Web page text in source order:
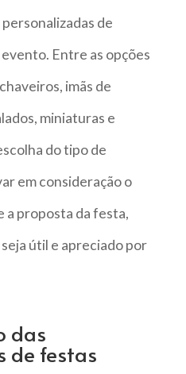
de
Entre as opções
imãs de
miniaturas e
do tipo de
em consideração o
a proposta da festa,
útil e apreciado por
das
de festas